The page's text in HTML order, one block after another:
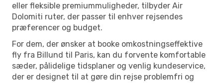
eller fleksible premiummuligheder, tilbyder Air
Dolomiti ruter, der passer til enhver rejsendes
præferencer og budget.
For dem, der ønsker at booke omkostningseffektive
fly fra Billund til Paris, kan du forvente komfortable
sæder, pålidelige tidsplaner og venlig kundeservice,
der er designet til at gøre din rejse problemfri og